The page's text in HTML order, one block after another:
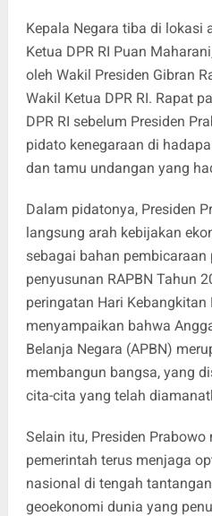
Kepala Negara tiba di lokasi
Ketua DPR RI Puan
oleh Wakil Presiden Gibran
Wakil Ketua DPR RI. Rapat
DPR RI sebelum Presiden
pidato kenegaraan di
dan tamu undangan yang
Dalam pidatonya, Presiden
langsung arah kebijakan
sebagai bahan
penyusunan RAPBN Tahun
peringatan Hari Kebangkitan
menyampaikan bahwa
Belanja Negara (APBN)
membangun bangsa, yang
cita-cita yang telah
Selain itu, Presiden
pemerintah terus menjaga
nasional di tengah
geoekonomi dunia yang